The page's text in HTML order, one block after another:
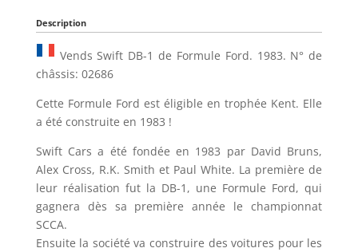
Description
Vends Swift DB-1 de Formule Ford. 1983. N° de
châssis: 02686
Cette Formule Ford est éligible en trophée Kent. Elle
a été construite en 1983 !
Swift Cars a été fondée en 1983 par David Bruns,
Alex Cross, R.K. Smith et Paul White. La première de
leur réalisation fut la DB-1, une Formule Ford, qui
gagnera dès sa première année le championnat
SCCA.
Ensuite la société va construire des voitures pour les